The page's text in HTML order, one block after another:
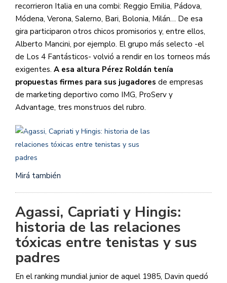
recorrieron Italia en una combi: Reggio Emilia, Pádova,
Módena, Verona, Salerno, Bari, Bolonia, Milán… De esa
gira participaron otros chicos promisorios y, entre ellos,
Alberto Mancini, por ejemplo. El grupo más selecto -el
de Los 4 Fantásticos- volvió a rendir en los torneos más
exigentes. A esa altura Pérez Roldán tenía
propuestas firmes para sus jugadores de empresas
de marketing deportivo como IMG, ProServ y
Advantage, tres monstruos del rubro.
Mirá también
Agassi, Capriati y Hingis:
historia de las relaciones
tóxicas entre tenistas y sus
padres
En el ranking mundial junior de aquel 1985, Davin quedó